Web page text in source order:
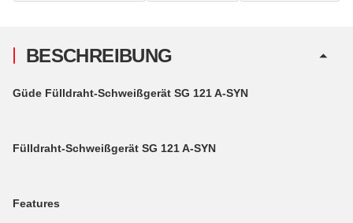
BESCHREIBUNG
Güde Fülldraht-Schweißgerät SG 121 A-SYN
Fülldraht-Schweißgerät SG 121 A-SYN
Features